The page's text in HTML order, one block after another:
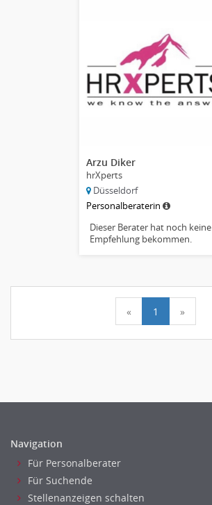
Arzu Diker
hrXperts
Düsseldorf
Personalberaterin
Dieser Berater hat noch keine
Empfehlung bekommen.
« 1 »
Navigation
Für Personalberater
Für Suchende
Stellenanzeigen schalten